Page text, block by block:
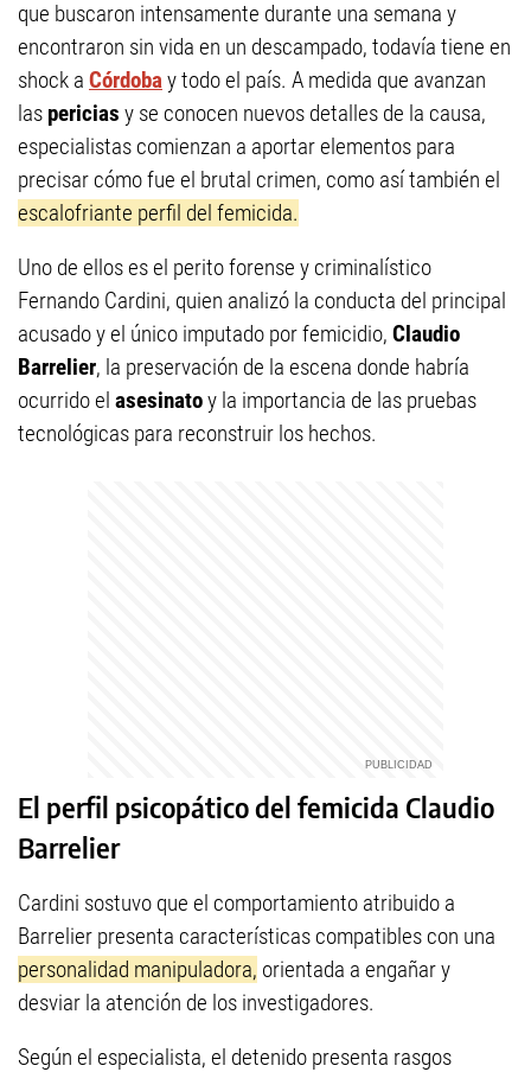
que buscaron intensamente durante una semana y
encontraron sin vida en un descampado, todavía tiene en
shock a Córdobay todo el país. A medida que avanzan
las pericias y se conocen nuevos detalles de la causa,
especialistas comienzan a aportar elementos para
precisar cómo fue el brutal crimen, como así también el
escalofriante perfil del femicida.
Uno de ellos es el perito forense y criminalístico
Fernando Cardini, quien analizó la conducta del principal
acusado y el único imputado por femicidio, Claudio
Barrelier, la preservación de la escena donde habría
ocurrido el asesinatoy la importancia de las pruebas
tecnológicas para reconstruir los hechos.
El perfil psicopático del femicida Claudio
Barrelier
Cardini sostuvo que el comportamiento atribuido a
Barrelier presenta características compatibles con una
personalidad manipuladora, orientada a engañar y
desviar la atención de los investigadores.
Según el especialista, el detenido presenta rasgos